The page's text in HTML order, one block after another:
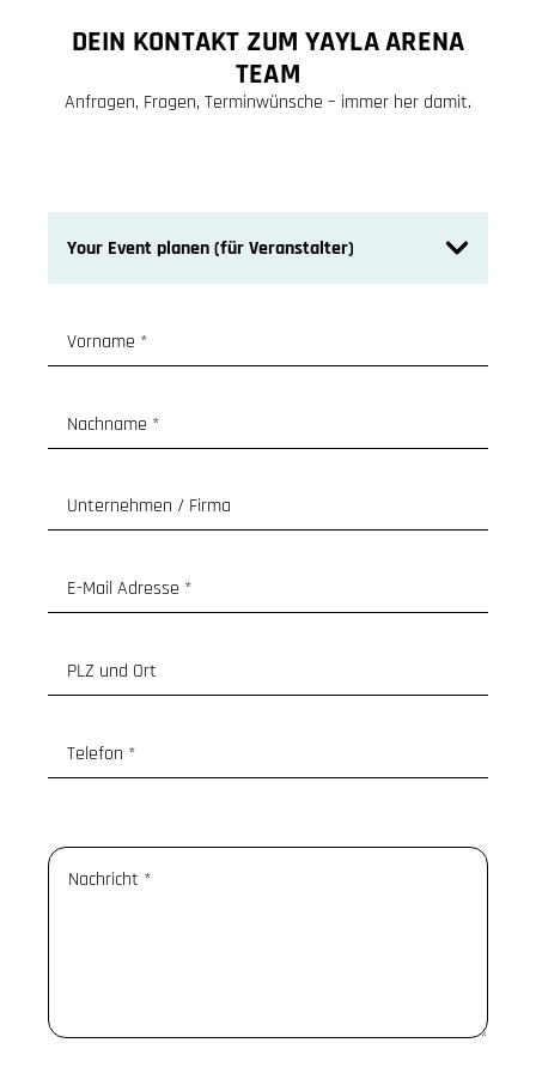
DEIN KONTAKT ZUM YAYLA ARENA
TEAM
Anfragen, Fragen, Terminwünsche – immer her damit.
Vorname
Nachname
Unternehmen / Firma
Email*
Postleitzahl und Ort
Telefon
Nachricht